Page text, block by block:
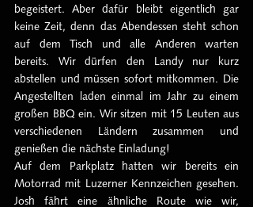
begeistert. Aber dafür bleibt eigentlich gar
keine Zeit, denn das Abendessen steht schon
auf dem Tisch und alle Anderen warten
bereits. Wir dürfen den Landy nur kurz
abstellen und müssen sofort mitkommen. Die
Angestellten laden einmal im Jahr zu einem
großen BBQ ein. Wir sitzen mit 15 Leuten aus
verschiedenen Ländern zusammen und
genießen die nächste Einladung!
Auf dem Parkplatz hatten wir bereits ein
Motorrad mit Luzerner Kennzeichen gesehen.
Josh fährt eine ähnliche Route wie wir,